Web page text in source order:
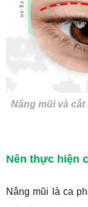
Nâng mũi và
Nên thực hiện
Nâng mũi là ca